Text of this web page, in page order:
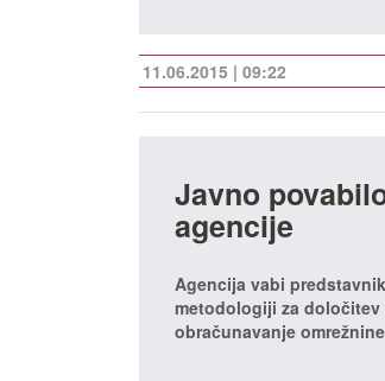
11.06.2015 | 09:22
Javno
agencije
Agencija vabi
metodologiji za določitev
obračunavanje